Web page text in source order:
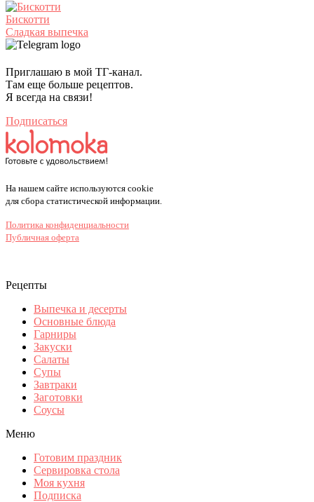
Бискотти
Сладкая выпечка
Приглашаю в мой ТГ-канал.
Там еще больше рецептов.
Я всегда на связи!
Подписаться
На нашем сайте используются cookie
для сбора статистической информации.
Политика конфиденциальности
Публичная оферта
Рецепты
Выпечка и десерты
Основные блюда
Гарниры
Закуски
Салаты
Супы
Завтраки
Заготовки
Соусы
Меню
Готовим праздник
Сервировка стола
Моя кухня
Подписка